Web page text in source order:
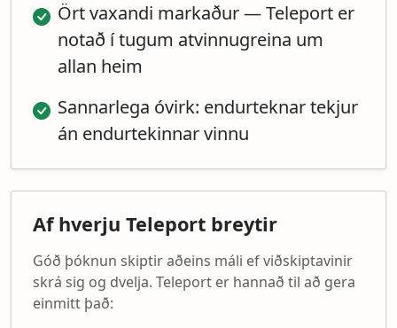
Ört vaxandi markaður — Teleport er
notað í tugum atvinnugreina um
allan heim
Sannarlega óvirk: endurteknar tekjur
án endurtekinnar vinnu
Af hverju Teleport breytir
Góð þóknun skiptir aðeins máli ef viðskiptavinir
skrá sig og dvelja. Teleport er hannað til að gera
einmitt það: